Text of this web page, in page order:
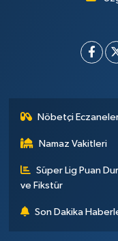
Nöbetçi
Namaz Vakitleri
Süper Lig Puan
ve Fikstür
Son Dakika